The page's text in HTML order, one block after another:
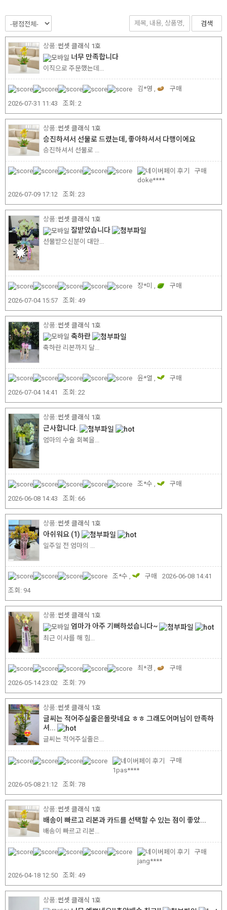
검색
썬셋 클래식 1호
너무 만족합니다
이직으로 주문했는데...
김*영 ,
구매
2026-07-31 11:43
조회: 2
썬셋 클래식 1호
승진하셔서 선물로 드렸는데, 좋아하셔서 다행이에요
승진하셔서 선물로 ...
doke****
구매
2026-07-09 17:12 조회: 23
썬셋 클래식 1호
잘받았습니다
선물받으신분이 대만...
장*미 ,
구매
2026-07-04 15:57
조회: 49
썬셋 클래식 1호
축하란
축하란 리본까지 달...
윤*열 ,
구매
2026-07-04 14:41
조회: 22
썬셋 클래식 1호
근사합니다.
엄마의 수술 회복을...
조*수 ,
구매
2026-06-08 14:43
조회: 66
썬셋 클래식 1호
아쉬워요 (1)
일주일 전 엄마의 ...
조*수 , 구매
2026-06-08 14:41
조회: 94
썬셋 클래식 1호
엄마가 아주 기뻐하셨습니다~
최근 이사를 해 힘...
최*경 ,
구매
2026-05-14 23:02
조회: 79
썬셋 클래식 1호
글씨는 적어주실줄은몰랏네요 ㅎㅎ 그래도어머님이 만족하
셔...
글씨는 적어주실줄은...
1pas****
구매
2026-05-08 21:12 조회: 78
썬셋 클래식 1호
배송이 빠르고 리본과 카드를 선택할 수 있는 점이 좋았...
배송이 빠르고 리본...
jang****
구매
2026-04-18 12:50 조회: 49
썬셋 클래식 1호